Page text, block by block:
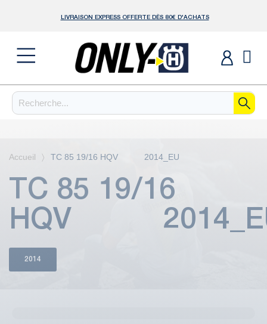
LIVRAISON EXPRESS OFFERTE DÈS 80€ D'ACHATS
Accueil TC 85 19/16 HQV 2014_EU
TC 85 19/16
HQV
2014